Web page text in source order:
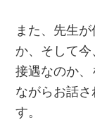
また、先生
か、そして今
接遇なのか、
ながらお話
す。